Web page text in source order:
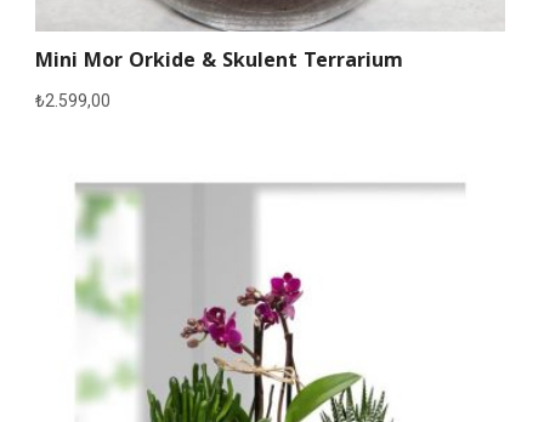
Mini Mor Orkide & Skulent Terrarium
₺2.599,00